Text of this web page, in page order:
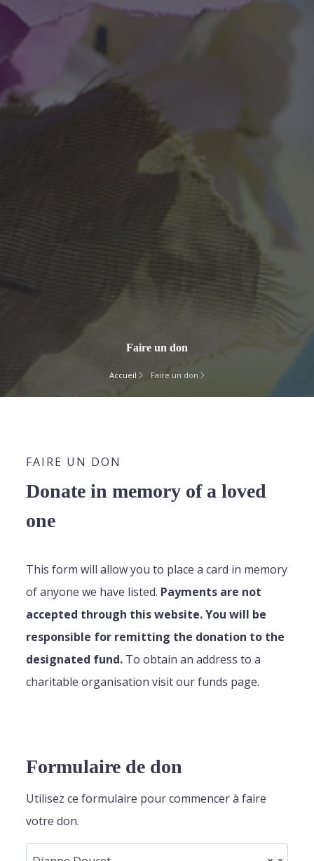
Faire un don
Accueil Faire un don
FAIRE UN DON
Donate in memory of a loved
one
This form will allow you to place a card in memory
of anyone we have listed. Payments are not
accepted through this website. You will be
responsible for remitting the donation to the
designated fund. To obtain an address to a
charitable organisation visit our funds page.
Formulaire de don
Utilisez ce formulaire pour commencer à faire
votre don.